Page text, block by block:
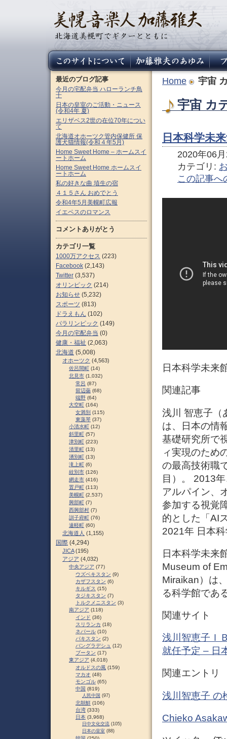
Home 宇宙
宇宙 カ
日本科学未
2020年06
カテゴリ:
この記事へ
日本科学未来
関連記事
浅川 智恵子（
は、日本の情
基礎研究所で
ィ実現のため
の最高技術職
目）。 2013
アルパイン、
参加する視覚
的とした「AI
2021年 日本
日本科学未来
Museum of
Miraikan）は
る科学館であ
関連サイト
浅川智恵子Ｉ
就任予定 – 日
関連エントリ
浅川智恵子 の
Chieko
最近のブログ記事
今月の宅配弁当 ハローランチ鳥
十
日本の皇室のご活動・ニュース
(令和4年 夏)
エリザベス2世の在位70年につい
て
北海道オホーツク管内保健所 保
護犬猫情報(令和４年5月)
Home Sweet Home – ホームスイ
ートホーム
Home Sweet Home ホームスイ
ートホーム
私の好きな曲 埴生の宿
４１５さん おめでとう
令和4年5月美幌町広報
イエペスのロマンス
コメントありがとう
カテゴリ一覧
1000万アクセス (223)
Facebook (2,143)
Twitter (3,537)
オリンピック (214)
お知らせ (5,232)
スポーツ (813)
ドラえもん (102)
パラリンピック (149)
今月の宅配弁当 (0)
健康・福祉 (2,063)
北海道 (5,008)
オホーツク (4,563)
佐呂間町 (14)
北見市 (1,032)
常呂 (87)
留辺蘂 (68)
端野 (64)
大空町 (164)
女満別 (115)
東藻琴 (37)
小清水町 (12)
斜里町 (57)
津別町 (223)
清里町 (13)
湧別町 (13)
滝上町 (6)
紋別市 (126)
網走市 (416)
置戸町 (113)
美幌町 (2,537)
興部町 (7)
西興部村 (7)
訓子府町 (76)
遠軽町 (60)
北海道人 (1,155)
国際 (4,294)
JICA(195)
アジア (4,032)
中央アジア (77)
ウズベキスタン (9)
カザフスタン (6)
キルギス (15)
タジキスタン (7)
トルクメニスタン (3)
南アジア (118)
インド (36)
スリランカ (18)
ネパール (10)
パキスタン (2)
バングラデシュ (12)
ブータン (17)
東アジア (4,018)
オルドスの風 (159)
マカオ (48)
モンゴル (65)
中国 (819)
人民中国 (97)
北朝鮮 (106)
台湾 (333)
日本 (3,968)
日中文化交流 (105)
日本の皇室 (88)